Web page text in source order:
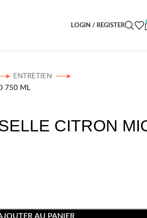
LOGIN / REGISTER
ENTRETIEN
750 ML
CITRON
AU PANIER